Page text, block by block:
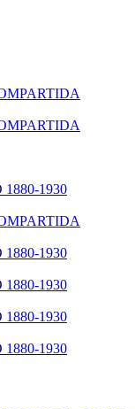
1930
1930
1930
1930
1930